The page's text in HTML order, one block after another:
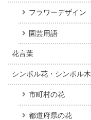
フラワーデザイン
園芸用語
花言葉
シンボル花・シンボル木
市町村の花
都道府県の花